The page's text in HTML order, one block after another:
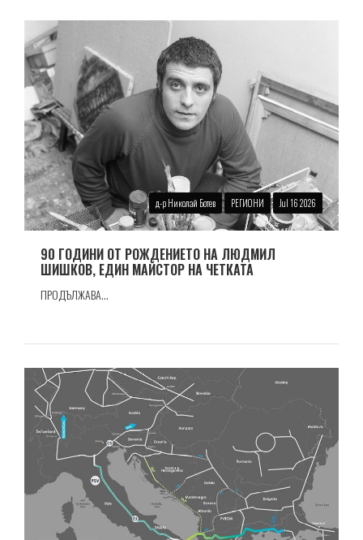
д-р Николай Ботев РЕГИОНИ Jul 16 2026
90 ГОДИНИ ОТ РОЖДЕНИЕТО НА ЛЮДМИЛ
ШИШКОВ, ЕДИН МАЙСТОР НА ЧЕТКАТА
ПРОДЪЛЖАВА...